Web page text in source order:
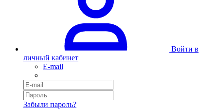
Войти в
личный кабинет
E-mail
Забыли пароль?